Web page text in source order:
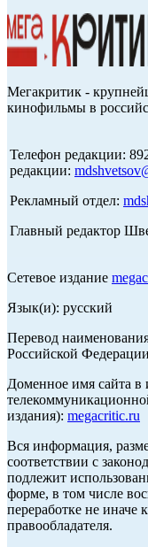
Мегакритик -
кинофильмы в
Телефон редакции:
редакции:
Рекламный отдел:
Главный редактор
Сетевое издание
Язык(и): русский
Перевод
Российской
Доменное имя сайта
издания): megacritic.ru
Вся информация,
соответствии с
подлежит
форме, в том числе
переработке не иначе
правообладателя.